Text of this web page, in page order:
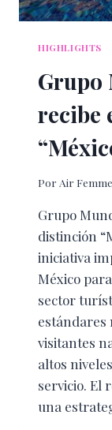
HIGHLIGHTS
Grupo
recibe
Por Air Femme
Grupo
distinción
iniciativa
México
sector
estándares
visitantes
altos
servicio. El
una